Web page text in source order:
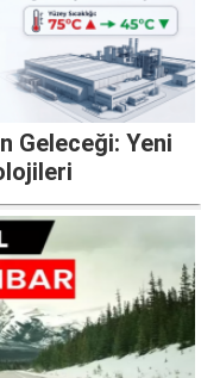
Geleceği: Yeni